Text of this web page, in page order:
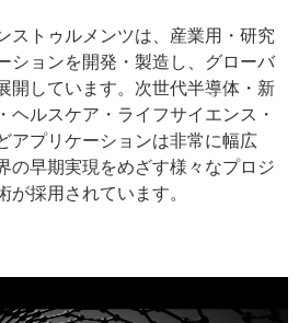
ストゥルメンツは、産業用・研究
ションを開発・製造し、グローバ
開しています。次世代半導体・新
ヘルスケア・ライフサイエンス・
アプリケーションは非常に幅広
の早期実現をめざす様々なプロジ
が採用されています。